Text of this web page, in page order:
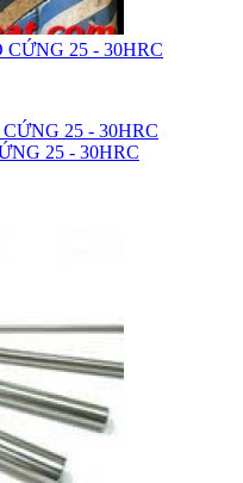
25 - 30HRC
25 - 30HRC